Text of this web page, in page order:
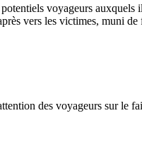
voyageurs
vers les victimes, muni
des voyageurs sur le